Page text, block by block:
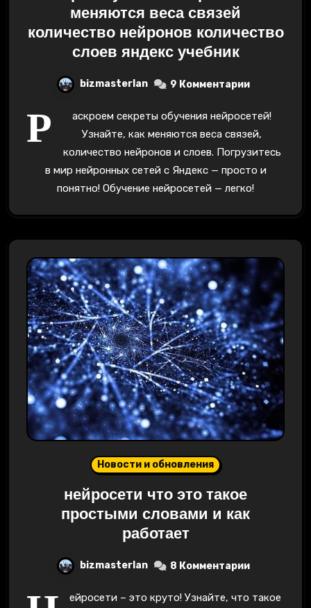
меняются веса связей
количество нейронов количество
слоев яндекс учебник
bizmasterlan 9 Комментарии
Р
аскроем секреты обучения нейросетей!
Узнайте, как меняются веса связей,
количество нейронов и слоев. Погрузитесь
в мир нейронных сетей с Яндекс — просто и
понятно! Обучение нейросетей — легко!
Новости и обновления
нейросети что это такое
простыми словами и как
работает
bizmasterlan 8 Комментарии
ейросети – это круто! Узнайте, что такое